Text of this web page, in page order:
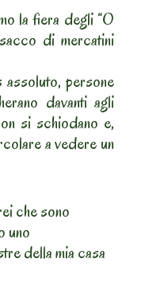
la fiera degli “O
di mercatini
persone
davanti agli
si schiodano e,
a vedere un
che sono
uno
della mia casa